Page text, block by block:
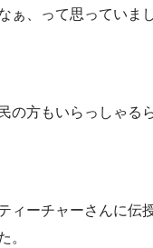
ぁ、って思っていま
の方もいらっしゃる
ィーチャーさんに伝
。